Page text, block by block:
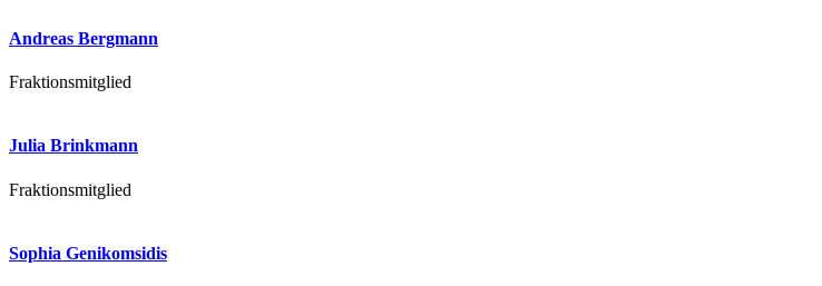
Andreas Bergmann
Fraktionsmitglied
Julia Brinkmann
Fraktionsmitglied
Sophia Genikomsidis